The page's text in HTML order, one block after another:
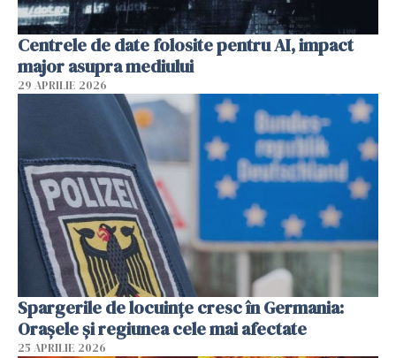
Centrele de date folosite pentru AI, impact
major asupra mediului
29 APRILIE 2026
Spargerile de locuințe cresc în Germania:
Orașele și regiunea cele mai afectate
25 APRILIE 2026